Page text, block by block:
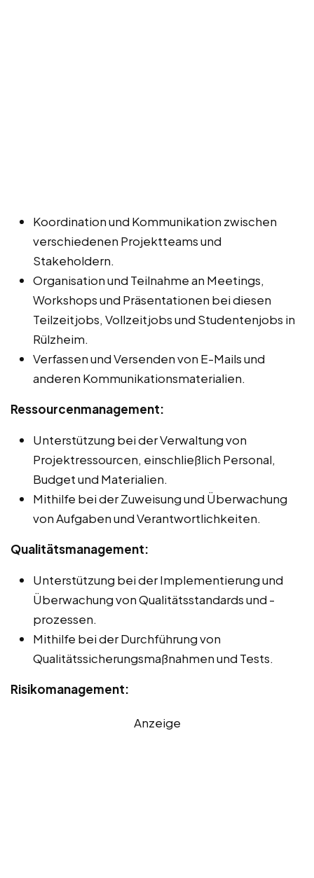
Koordination und Kommunikation zwischen
verschiedenen Projektteams und
Stakeholdern.
Organisation und Teilnahme an Meetings,
Workshops und Präsentationen bei diesen
Teilzeitjobs, Vollzeitjobs und Studentenjobs in
Rülzheim.
Verfassen und Versenden von E-Mails und
anderen Kommunikationsmaterialien.
Ressourcenmanagement:
Unterstützung bei der Verwaltung von
Projektressourcen, einschließlich Personal,
Budget und Materialien.
Mithilfe bei der Zuweisung und Überwachung
von Aufgaben und Verantwortlichkeiten.
Qualitätsmanagement:
Unterstützung bei der Implementierung und
Überwachung von Qualitätsstandards und -
prozessen.
Mithilfe bei der Durchführung von
Qualitätssicherungsmaßnahmen und Tests.
Risikomanagement:
Anzeige